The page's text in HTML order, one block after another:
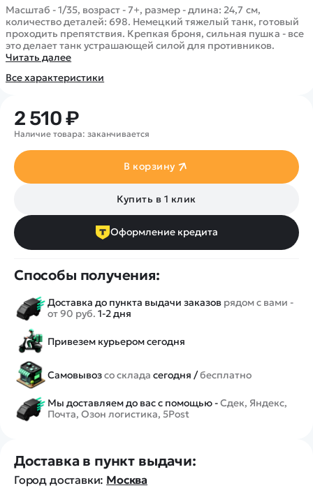
Масштаб - 1/35, возраст - 7+, размер - длина: 24,7 см,
количество деталей: 698. Немецкий тяжелый танк, готовый
проходить препятствия. Крепкая броня, сильная пушка - все
это делает танк устрашающей силой для противников.
Читать далее
Все характеристики
2 510 ₽
Наличие товара: заканчивается
В корзину
Купить в 1 клик
Оформление кредита
Способы получения:
Доставка до пункта выдачи заказов рядом с вами -
от 90 руб. 1-2 дня
Привезем курьером сегодня
Самовывозсо склада сегодня /бесплатно
Мы доставляем до вас с помощью -Сдек, Яндекс,
Почта, Озон логистика, 5Post
Доставка в пункт выдачи:
Город доставки: Москва
Танки
Вертолеты
Катера
Роботы
Самолеты
Детские электромобили
Железные дороги
Конструкторы
Запчасти для моделей
Оптовые продажи
Блог
Статьи про беспилотники
Обзор квадрокоптеров
Покупка в кредит
Покупателю
Контакты
Оплата и доставка
Отследить заказ
Оплата на сайте